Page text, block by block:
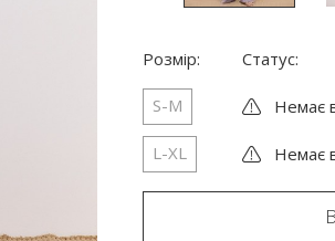
Розмір: Статус:
S-M Немає
L-XL Немає